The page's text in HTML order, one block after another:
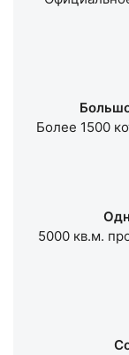
Более 1500
5000 кв.м.